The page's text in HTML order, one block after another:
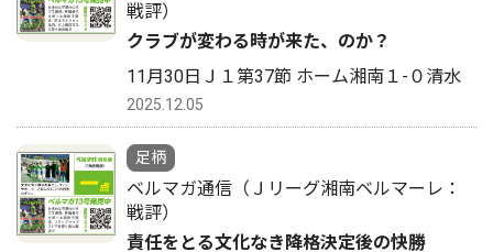
戦評）
クラブが変わる時が来た、のか？
11月30日Ｊ１第37節 ホーム湘南１-０清水
2025.12.05
足柄
ベルマガ通信（Ｊリーグ湘南ベルマーレ：
戦評）
責任をとる文化なき降格決定後の快勝